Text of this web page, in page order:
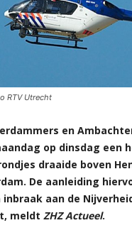
RTV Utrecht
en
op dinsdag een
draaide boven
De aanleiding
inbraak aan de
meldt ZHZ Actueel.